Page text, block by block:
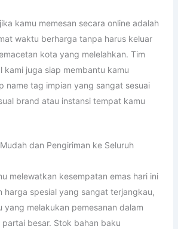
kamu memesan secara online adalah
waktu berharga tanpa harus keluar
kota yang melelahkan. Tim
kami juga siap membantu kamu
name tag impian yang sangat sesuai
brand atau instansi tempat kamu
dan Pengiriman ke Seluruh
melewatkan kesempatan emas hari ini
harga spesial yang sangat terjangkau,
yang melakukan pemesanan dalam
besar. Stok bahan baku